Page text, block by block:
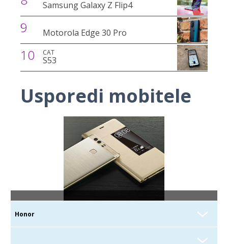
Samsung Galaxy Z Flip4
9 Motorola Edge 30 Pro
10 CAT
S53
Usporedi mobitele